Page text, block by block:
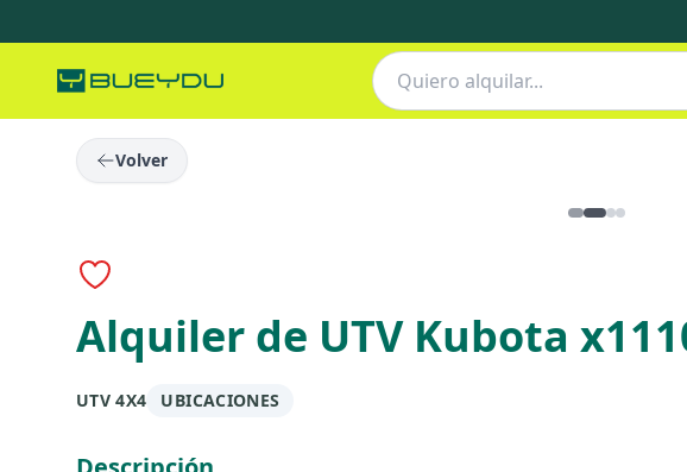
Volver
Alquiler de UTV Kubota
UTV 4X4 UBICACIONES